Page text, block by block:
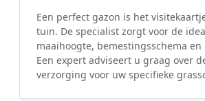
Een perfect gazon is het
tuin. De specialist zorgt voor de
maaihoogte, bemestingsschema
Een expert adviseert u graag over
verzorging voor uw specifieke